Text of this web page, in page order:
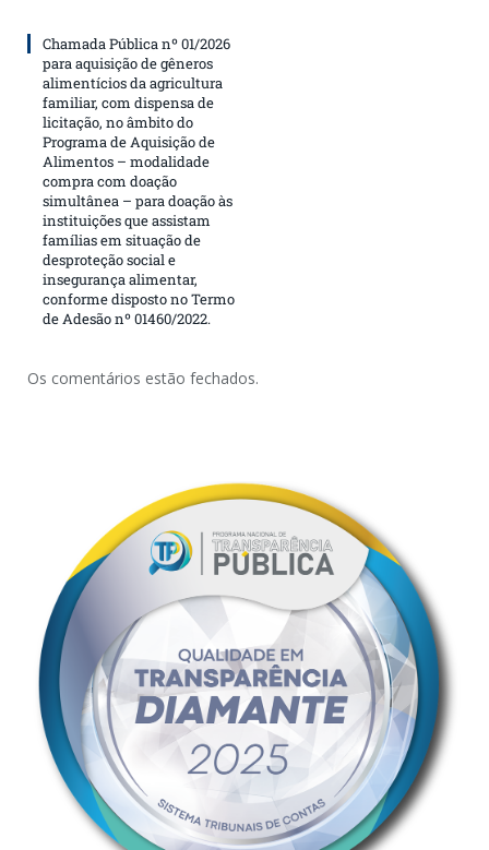
Chamada Pública nº 01/2026
para aquisição de gêneros
alimentícios da agricultura
familiar, com dispensa de
licitação, no âmbito do
Programa de Aquisição de
Alimentos – modalidade
compra com doação
simultânea – para doação às
instituições que assistam
famílias em situação de
desproteção social e
insegurança alimentar,
conforme disposto no Termo
de Adesão nº 01460/2022.
Os comentários estão fechados.